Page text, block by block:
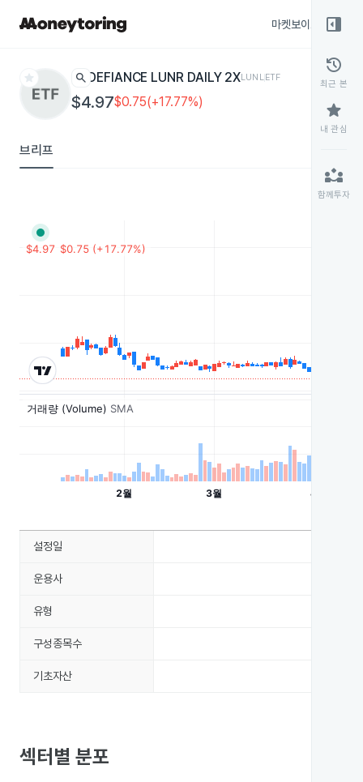
마켓보이스
star search DEFIANCE LUNR DAILY 2XLUNLETF
$4.97$0.75(+17.77%)
브리프
right_panel_open
history
최근 본
star
내 관심
partner_exchange
함께투자